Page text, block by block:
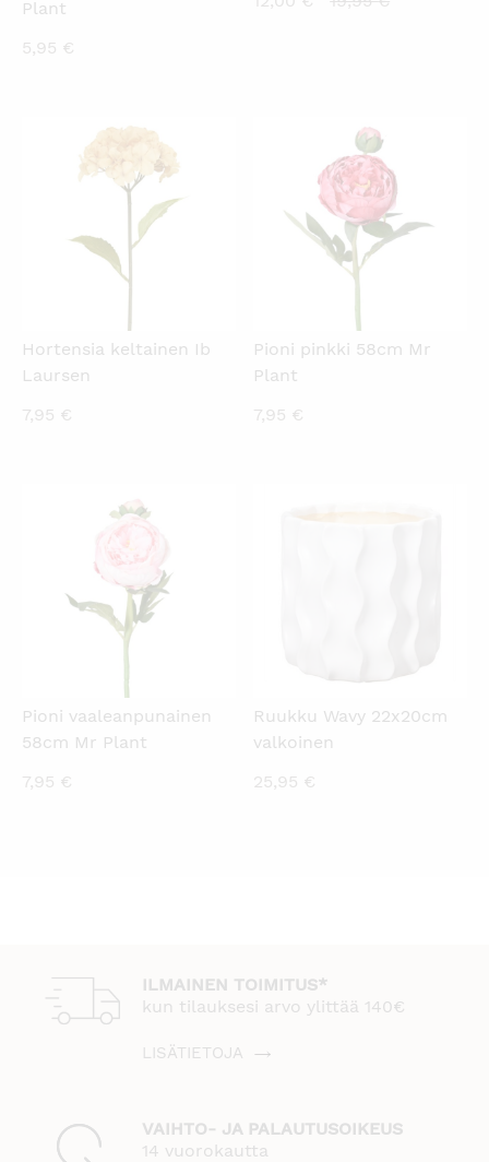
Plant
5,95 €
KATSO PIKANÄKYMÄ
Hortensia keltainen Ib
Laursen
7,95 €
KATSO PIKANÄKYMÄ
Pioni pinkki 58cm Mr
Plant
7,95 €
KATSO PIKANÄKYMÄ
Pioni vaaleanpunainen
58cm Mr Plant
7,95 €
Ruukku Wavy 22x20cm
valkoinen
25,95 €
ILMAINEN TOIMITUS*
kun tilauksesi arvo ylittää 140€
LISÄTIETOJA
VAIHTO- JA PALAUTUSOIKEUS
14 vuorokautta